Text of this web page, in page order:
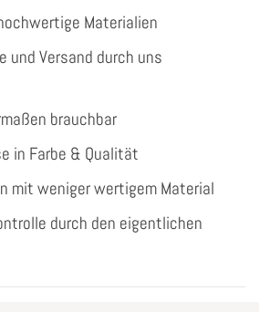
Materialien
und Versand durch uns
brauchbar
in Farbe & Qualität
mit weniger wertigem Material
durch den eigentlichen